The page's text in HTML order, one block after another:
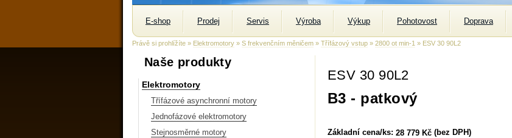
E-shop Prodej Servis Výroba Výkup Pohotovost Doprava
Právě si prohlížíte » Elektromotory » S frekvenčním měničem » Třífázový vstup » 2800 ot min-1 » ESV 30 90L2
Naše produkty
Elektromotory
Třífázové asynchronní motory
Jednofázové elektromotory
Stejnosměrné motory
ESV 30 90L2
B3 - patkový
Základní cena/ks: 28 779 Kč (bez DPH)